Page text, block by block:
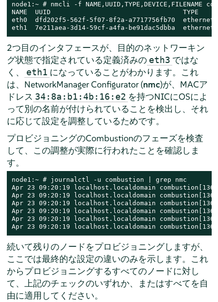
node1:~ # nmcli -f NAME,UUID,TYPE,DEVICE,FILENAME
NAME  UUID                                  TYPE
eth0  dfd202f5-562f-5f07-8f2a-a7717756fb70
eth1  7e211aea-3d14-59cf-a4fa-be91dac5dbba
2つ目のインタフェースが、目的のネットワーキン
グ状態で指定されている定義済みの eth3 ではな
く、
eth1 になっていることがわかります。これ
は、NetworkManager Configurator (nmc)が、MACア
ドレス 34:8a:b1:4b:16:e2 を持つNICにOSによ
って別の名前が付けられていることを検出し、それ
に応じて設定を調整しているためです。
プロビジョニングのCombustionのフェーズを検査
して、この調整が実際に行われたことを確認しま
す。
node1:~ # journalctl -u combustion | grep nmc
Apr 23 09:20:19 localhost.localdomain
Apr 23 09:20:19 localhost.localdomain
Apr 23 09:20:19 localhost.localdomain
Apr 23 09:20:19 localhost.localdomain
Apr 23 09:20:19 localhost.localdomain
Apr 23 09:20:19 localhost.localdomain
続いて残りのノードをプロビジョニングしますが、
ここでは最終的な設定の違いのみを示します。これ
からプロビジョニングするすべてのノードに対し
て、上記のチェックのいずれか、またはすべてを自
由に適用してください。